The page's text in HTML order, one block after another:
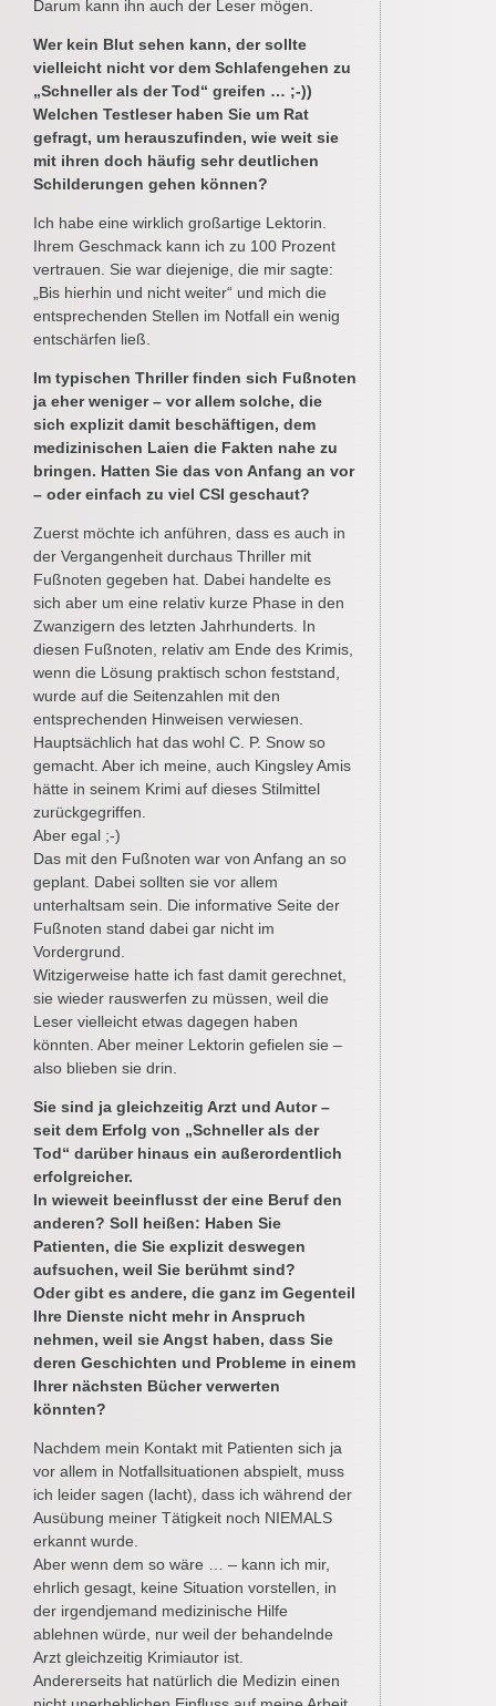
Darum kann ihn auch der Leser mögen.
Wer kein Blut sehen kann, der sollte
vielleicht nicht vor dem Schlafengehen zu
„Schneller als der Tod“ greifen … ;-))
Welchen Testleser haben Sie um Rat
gefragt, um herauszufinden, wie weit sie
mit ihren doch häufig sehr deutlichen
Schilderungen gehen können?
Ich habe eine wirklich großartige Lektorin.
Ihrem Geschmack kann ich zu 100 Prozent
vertrauen. Sie war diejenige, die mir sagte:
„Bis hierhin und nicht weiter“ und mich die
entsprechenden Stellen im Notfall ein wenig
entschärfen ließ.
Im typischen Thriller finden sich Fußnoten
ja eher weniger – vor allem solche, die
sich explizit damit beschäftigen, dem
medizinischen Laien die Fakten nahe zu
bringen. Hatten Sie das von Anfang an vor
– oder einfach zu viel CSI geschaut?
Zuerst möchte ich anführen, dass es auch in
der Vergangenheit durchaus Thriller mit
Fußnoten gegeben hat. Dabei handelte es
sich aber um eine relativ kurze Phase in den
Zwanzigern des letzten Jahrhunderts. In
diesen Fußnoten, relativ am Ende des Krimis,
wenn die Lösung praktisch schon feststand,
wurde auf die Seitenzahlen mit den
entsprechenden Hinweisen verwiesen.
Hauptsächlich hat das wohl C. P. Snow so
gemacht. Aber ich meine, auch Kingsley Amis
hätte in seinem Krimi auf dieses Stilmittel
zurückgegriffen.
Aber egal ;-)
Das mit den Fußnoten war von Anfang an so
geplant. Dabei sollten sie vor allem
unterhaltsam sein. Die informative Seite der
Fußnoten stand dabei gar nicht im
Vordergrund.
Witzigerweise hatte ich fast damit gerechnet,
sie wieder rauswerfen zu müssen, weil die
Leser vielleicht etwas dagegen haben
könnten. Aber meiner Lektorin gefielen sie –
also blieben sie drin.
Sie sind ja gleichzeitig Arzt und Autor –
seit dem Erfolg von „Schneller als der
Tod“ darüber hinaus ein außerordentlich
erfolgreicher.
In wieweit beeinflusst der eine Beruf den
anderen? Soll heißen: Haben Sie
Patienten, die Sie explizit deswegen
aufsuchen, weil Sie berühmt sind?
Oder gibt es andere, die ganz im Gegenteil
Ihre Dienste nicht mehr in Anspruch
nehmen, weil sie Angst haben, dass Sie
deren Geschichten und Probleme in einem
Ihrer nächsten Bücher verwerten
könnten?
Nachdem mein Kontakt mit Patienten sich ja
vor allem in Notfallsituationen abspielt, muss
ich leider sagen (lacht), dass ich während der
Ausübung meiner Tätigkeit noch NIEMALS
erkannt wurde.
Aber wenn dem so wäre … – kann ich mir,
ehrlich gesagt, keine Situation vorstellen, in
der irgendjemand medizinische Hilfe
ablehnen würde, nur weil der behandelnde
Arzt gleichzeitig Krimiautor ist.
Andererseits hat natürlich die Medizin einen